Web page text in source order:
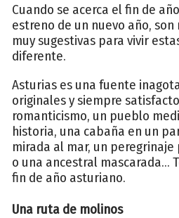
Cuando se acerca el fin de
estreno de un nuevo año,
muy sugestivas para vivir
diferente.
Asturias es una fuente
originales y siempre
romanticismo, un pueblo
historia, una cabaña en un
mirada al mar, un
o una ancestral mascarada...
fin de año asturiano.
Una ruta de molinos